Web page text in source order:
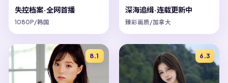
失控档案·全网首播
1080P/韩国
深海追缉·连载更新中
臻彩画质/加拿大
8.1 6.3